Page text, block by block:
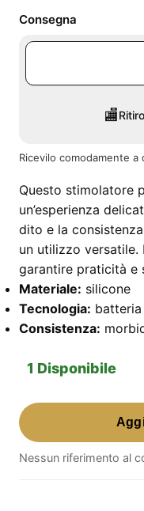
Consegna
🏬
Ricevilo comodamente a
Questo stimolatore
un’esperienza
dito e la
un utilizzo
garantire praticità e
Materiale: silicone
Tecnologia: batteria
Consistenza:
1 Disponibile
Stimolatore
Per
Dita
Batterie
Nessun riferimento al